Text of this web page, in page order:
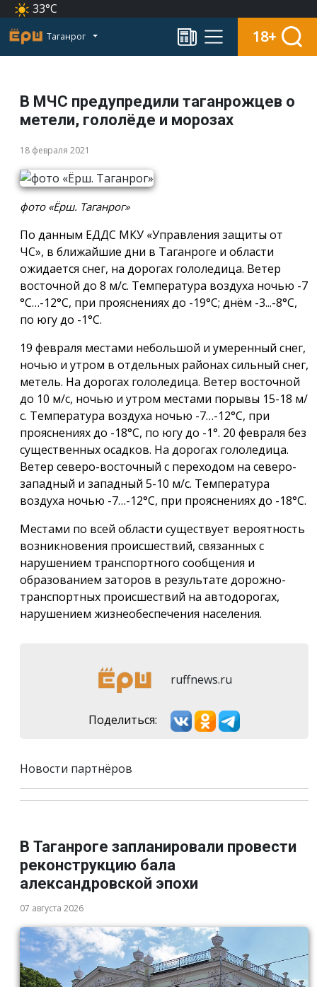
33°C
Таганрог 18+
В МЧС предупредили таганрожцев о
метели, гололёде и морозах
18 февраля 2021
фото «Ёрш. Таганрог»
По данным ЕДДС МКУ «Управления защиты от
ЧС», в ближайшие дни в Таганроге и области
ожидается снег, на дорогах гололедица. Ветер
восточной до 8 м/с. Температура воздуха ночью -7
°С…-12°С, при прояснениях до -19°С; днём -3...-8°С,
по югу до -1°С.
19 февраля местами небольшой и умеренный снег,
ночью и утром в отдельных районах сильный снег,
метель. На дорогах гололедица. Ветер восточной
до 10 м/с, ночью и утром местами порывы 15-18 м/
с. Температура воздуха ночью -7…-12°С, при
прояснениях до -18°С, по югу до -1°. 20 февраля без
существенных осадков. На дорогах гололедица.
Ветер северо-восточный с переходом на северо-
западный и западный 5-10 м/с. Температура
воздуха ночью -7…-12°С, при прояснениях до -18°С.
Местами по всей области существует вероятность
возникновения происшествий, связанных с
нарушением транспортного сообщения и
образованием заторов в результате дорожно-
транспортных происшествий на автодорогах,
нарушением жизнеобеспечения населения.
ruffnews.ru
Поделиться:
Новости партнёров
В Таганроге запланировали провести
реконструкцию бала
александровской эпохи
07 августа 2026